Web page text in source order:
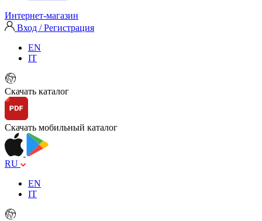
Интернет-магазин
Вход / Регистрация
EN
IT
Скачать каталог
Скачать мобильный каталог
RU
EN
IT